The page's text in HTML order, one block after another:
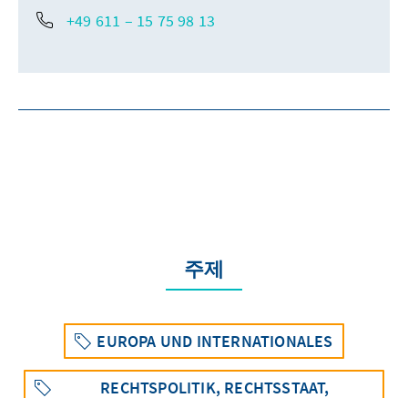
+49 611 – 15 75 98 13
주제
EUROPA UND INTERNATIONALES
RECHTSPOLITIK, RECHTSSTAAT,